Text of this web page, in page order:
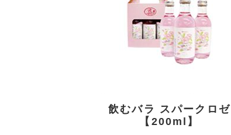
飲むバラ スパークロゼ
【200ml】
■特徴 ブルガリア
産の最高級ダマス
クローズの花びら
から抽出したロ...